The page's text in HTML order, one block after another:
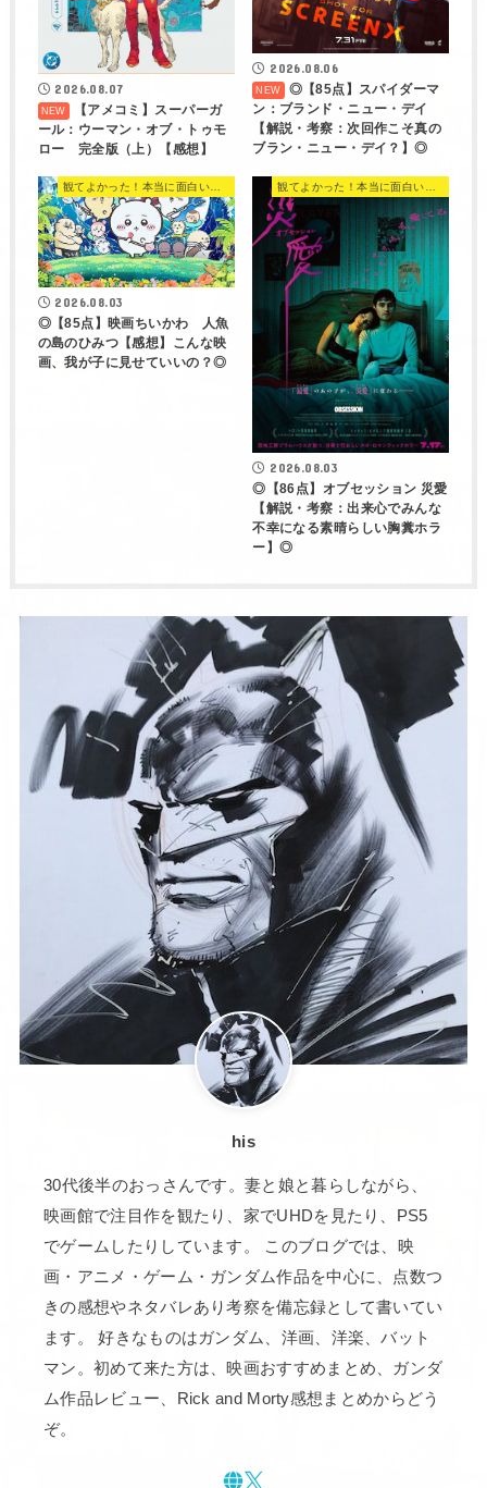
2026.08.07
【アメコミ】スーパーガ
ール：ウーマン・オブ・トゥモ
ロー 完全版（上）【感想】
2026.08.06
◎【85点】スパイダーマ
ン：ブランド・ニュー・デイ
【解説・考察：次回作こそ真の
ブラン・ニュー・デイ？】◎
観てよかった！本当に面白い映画 560選
2026.08.03
◎【85点】映画ちいかわ 人魚
の島のひみつ【感想】こんな映
画、我が子に見せていいの？◎
観てよかった！本当に面白い映画 560選
2026.08.03
◎【86点】オブセッション 災愛
【解説・考察：出来心でみんな
不幸になる素晴らしい胸糞ホラ
ー】◎
his
30代後半のおっさんです。妻と娘と暮らしながら、
映画館で注目作を観たり、家でUHDを見たり、PS5
でゲームしたりしています。 このブログでは、映
画・アニメ・ゲーム・ガンダム作品を中心に、点数つ
きの感想やネタバレあり考察を備忘録として書いてい
ます。 好きなものはガンダム、洋画、洋楽、バット
マン。初めて来た方は、映画おすすめまとめ、ガンダ
ム作品レビュー、Rick and Morty感想まとめからどう
ぞ。